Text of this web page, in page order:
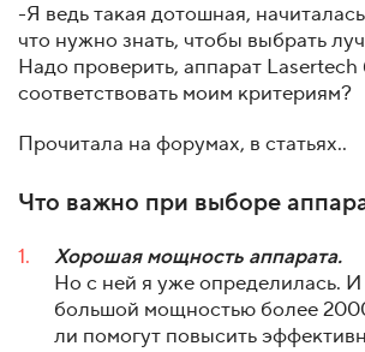
-Я ведь такая дотошная,
что нужно знать, чтобы выбрать
Надо проверить, аппарат Lasertech
соответствовать моим критериям?
Прочитала на форумах, в статьях..
Что важно при выборе
Хорошая мощность аппарата.
Но с ней я уже определилась.
большой мощностью более
ли помогут повысить